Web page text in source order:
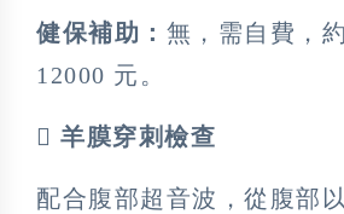
健保補助： 無，需自費，
12000 元。
 羊膜穿刺檢查
配合腹部超音波，從腹部